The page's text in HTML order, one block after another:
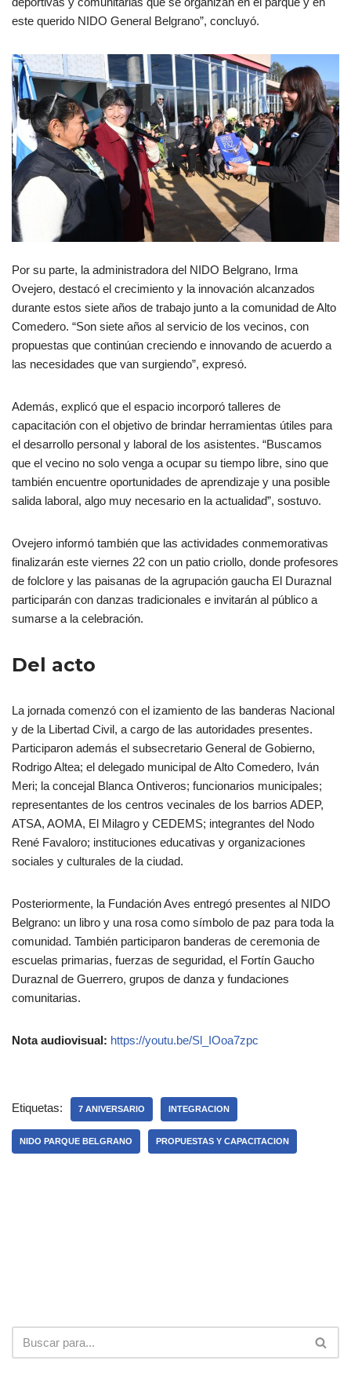
este querido NIDO General Belgrano”, concluyó.
Por su parte, la administradora del NIDO Belgrano, Irma
Ovejero, destacó el crecimiento y la innovación alcanzados
durante estos siete años de trabajo junto a la comunidad de Alto
Comedero. “Son siete años al servicio de los vecinos, con
propuestas que continúan creciendo e innovando de acuerdo a
las necesidades que van surgiendo”, expresó.
Además, explicó que el espacio incorporó talleres de
capacitación con el objetivo de brindar herramientas útiles para
el desarrollo personal y laboral de los asistentes. “Buscamos
que el vecino no solo venga a ocupar su tiempo libre, sino que
también encuentre oportunidades de aprendizaje y una posible
salida laboral, algo muy necesario en la actualidad”, sostuvo.
Ovejero informó también que las actividades conmemorativas
finalizarán este viernes 22 con un patio criollo, donde profesores
de folclore y las paisanas de la agrupación gaucha El Duraznal
participarán con danzas tradicionales e invitarán al público a
sumarse a la celebración.
Del acto
La jornada comenzó con el izamiento de las banderas Nacional
y de la Libertad Civil, a cargo de las autoridades presentes.
Participaron además el subsecretario General de Gobierno,
Rodrigo Altea; el delegado municipal de Alto Comedero, Iván
Meri; la concejal Blanca Ontiveros; funcionarios municipales;
representantes de los centros vecinales de los barrios ADEP,
ATSA, AOMA, El Milagro y CEDEMS; integrantes del Nodo
René Favaloro; instituciones educativas y organizaciones
sociales y culturales de la ciudad.
Posteriormente, la Fundación Aves entregó presentes al NIDO
Belgrano: un libro y una rosa como símbolo de paz para toda la
comunidad. También participaron banderas de ceremonia de
escuelas primarias, fuerzas de seguridad, el Fortín Gaucho
Duraznal de Guerrero, grupos de danza y fundaciones
comunitarias.
Nota audiovisual: https://youtu.be/Sl_IOoa7zpc
Etiquetas: 7 ANIVERSARIO INTEGRACION
NIDO PARQUE BELGRANO PROPUESTAS Y CAPACITACION